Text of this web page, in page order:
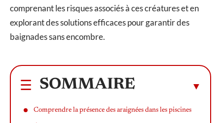
comprenant les risques associés à ces créatures et en
explorant des solutions efficaces pour garantir des
baignades sans encombre.
SOMMAIRE
Comprendre la présence des araignées dans les piscines